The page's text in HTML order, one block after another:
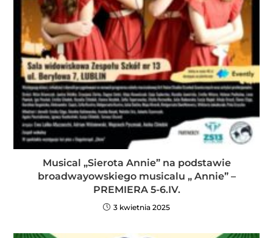
Musical „Sierota Annie” na podstawie
broadwayowskiego musicalu „ Annie” –
PREMIERA 5-6.IV.
3 kwietnia 2025